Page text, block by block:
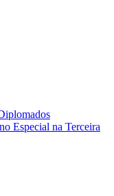
Especial na Terceira